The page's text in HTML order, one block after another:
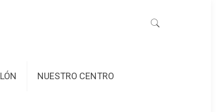
NUESTRO CENTRO